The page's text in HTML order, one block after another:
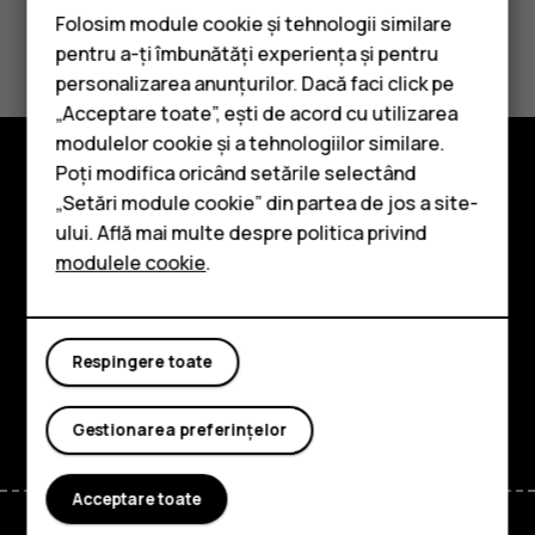
Smartphone-uri
Telefoane clasice
Accesorii
Tablete
Considerați utile aceste informații?
Da Nu
Explorează
Despre
Asistență
FacebookInstagram
TiktokYoutubeLinkedin
Folosim module cookie și tehnologii similare
pentru a-ți îmbunătăți experiența și pentru
personalizarea anunțurilor. Dacă faci click pe
„Acceptare toate”, ești de acord cu utilizarea
modulelor cookie și a tehnologiilor similare.
Poți modifica oricând setările selectând
„Setări module cookie” din partea de jos a site-
ului. Află mai multe despre politica privind
modulele cookie.
Respingere toate
Gestionarea preferințelor
Acceptare toate